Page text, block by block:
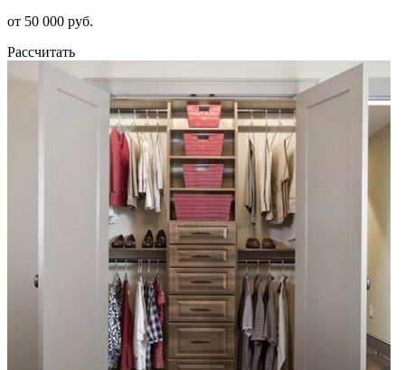
от 50 000 руб.
Рассчитать